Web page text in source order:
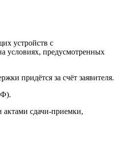
устройств с
условиях, предусмотренных
придётся за счёт заявителя.
актами сдачи-приемки,